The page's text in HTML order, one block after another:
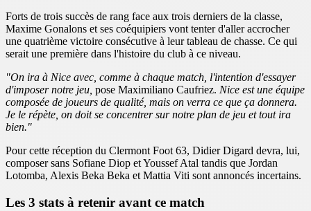
Forts de trois succès de rang face aux trois derniers de la classe,
Maxime Gonalons et ses coéquipiers vont tenter d'aller accrocher
une quatrième victoire consécutive à leur tableau de chasse. Ce qui
serait une première dans l'histoire du club à ce niveau.
"On ira à Nice avec, comme à chaque match, l'intention d'essayer
d'imposer notre jeu, pose Maximiliano Caufriez. Nice est une équipe
composée de joueurs de qualité, mais on verra ce que ça donnera.
Je le répète, on doit se concentrer sur notre plan de jeu et tout ira
bien."
Pour cette réception du Clermont Foot 63, Didier Digard devra, lui,
composer sans Sofiane Diop et Youssef Atal tandis que Jordan
Lotomba, Alexis Beka Beka et Mattia Viti sont annoncés incertains.
Les 3 stats à retenir avant ce match